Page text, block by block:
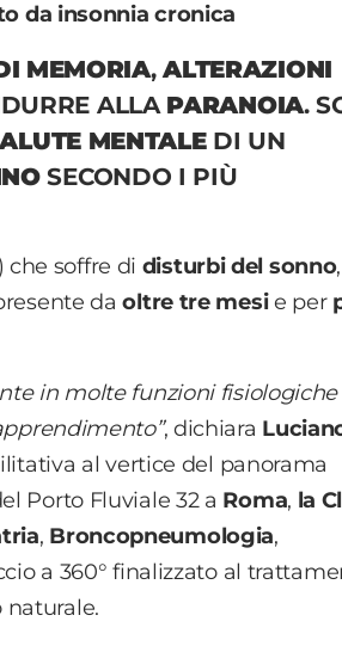
da insonnia cronica
MEMORIA,ALTERAZIONI
ALLA PARANOIA.
MENTALEDI UN
SECONDO I PIÙ
che soffre di disturbi del sonno
daoltre tre mesie per
in molte funzioni fisiologiche
, dichiara
al vertice del panorama
Porto Fluviale 32 a Roma, la
, Broncopneumologia,
a 360° finalizzato al